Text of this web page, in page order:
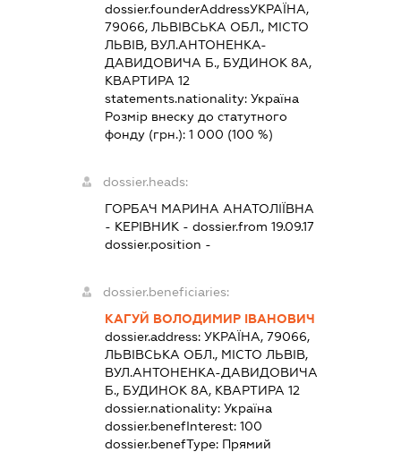
dossier.founderAddressУКРАЇНА,
79066, ЛЬВІВСЬКА ОБЛ., МІСТО
ЛЬВІВ, ВУЛ.АНТОНЕНКА-
ДАВИДОВИЧА Б., БУДИНОК 8А,
КВАРТИРА 12
statements.nationality: Україна
Розмір внеску до статутного
фонду (грн.): 1 000 (100 %)
dossier.heads:
ГОРБАЧ МАРИНА АНАТОЛІЇВНА
- КЕРІВНИК - dossier.from 19.09.17
dossier.position -
dossier.beneficiaries:
КАГУЙ ВОЛОДИМИР ІВАНОВИЧ
dossier.address: УКРАЇНА, 79066,
ЛЬВІВСЬКА ОБЛ., МІСТО ЛЬВІВ,
ВУЛ.АНТОНЕНКА-ДАВИДОВИЧА
Б., БУДИНОК 8А, КВАРТИРА 12
dossier.nationality: Україна
dossier.benefInterest: 100
dossier.benefType: Прямий